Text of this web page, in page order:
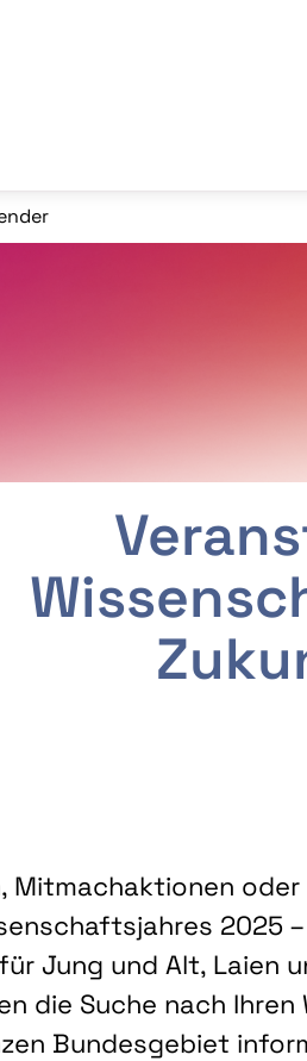
Mitmachaktionen
2025
Jung und Alt, Laien
die Suche nach
Bundesgebiet